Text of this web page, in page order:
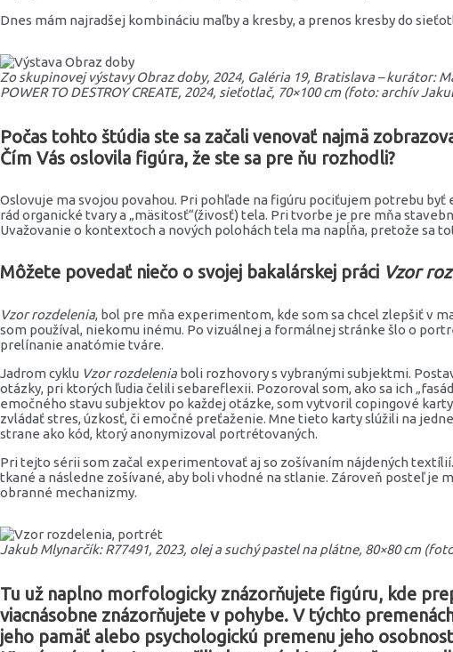
Dnes mám najradšej kombináciu maľby a kresby, a prenos kresby do
Zo skupinovej výstavy Obraz doby, 2024, Galéria 19, Bratislava – kurátor:
POWER TO DESTROY CREATE, 2024, sieťotlač, 70×100 cm (foto: archív
Počas tohto štúdia ste sa začali venovať najmä
Čím Vás oslovila figúra, že ste sa pre ňu rozhodli?
Oslovuje ma svojou povahou. Pri pohľade na figúru pociťujem potrebu byť
rád organické tvary a „mäsitosť“(živosť) tela. Pri tvorbe je pre mňa
Uvažovanie o kontextoch a nových polohách tela ma napĺňa, pretože sa
Môžete povedať niečo o svojej bakalárskej práci Vzor
Vzor rozdelenia, bol pre mňa experimentom, kde som sa chcel zlepšiť v
som používal, niekomu inému. Po vizuálnej a formálnej stránke šlo o
prelínanie anatómie tváre.
Jadrom cyklu Vzor rozdelenia boli rozhovory s vybranými subjektmi.
otázky, pri ktorých ľudia čelili sebareflexii. Pozoroval som, ako sa ich
emočného stavu subjektov po každej otázke, som vytvoril copingové
zvládať stres, úzkosť, či emočné preťaženie. Mne tieto karty slúžili na
strane ako kód, ktorý anonymizoval portrétovaných.
Pri tejto sérii som začal experimentovať aj so zošívaním nájdených
tkané a následne zošívané, aby boli vhodné na stlanie. Zároveň posteľ je
obranné mechanizmy.
Jakub Mlynarčík: R77491, 2023, olej a suchý pastel na plátne, 80×80 cm
Tu už naplno morfologicky znázorňujete figúru, kde
viacnásobne znázorňujete v pohybe. V týchto
jeho pamäť alebo psychologickú premenu jeho